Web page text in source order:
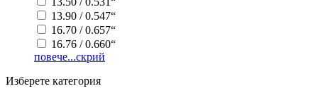
13.90 / 0.547“
16.70 / 0.657“
16.76 / 0.660“
повече...скрий
Изберете категория